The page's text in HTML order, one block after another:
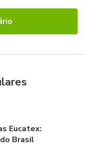
Eucatex:
Brasil